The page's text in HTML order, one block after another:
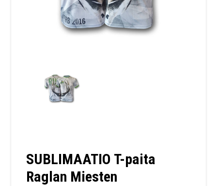
SUBLIMAATIO T-paita
Raglan Miesten